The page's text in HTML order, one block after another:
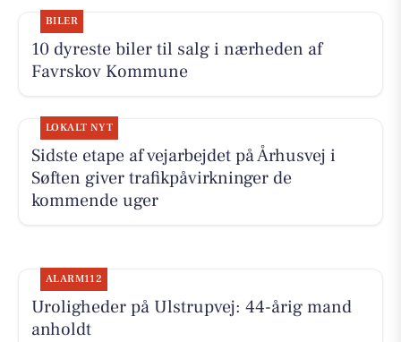
BILER
10 dyreste biler til salg i nærheden af
Favrskov Kommune
LOKALT NYT
Sidste etape af vejarbejdet på Århusvej i
Søften giver trafikpåvirkninger de
kommende uger
ALARM112
Uroligheder på Ulstrupvej: 44-årig mand
anholdt